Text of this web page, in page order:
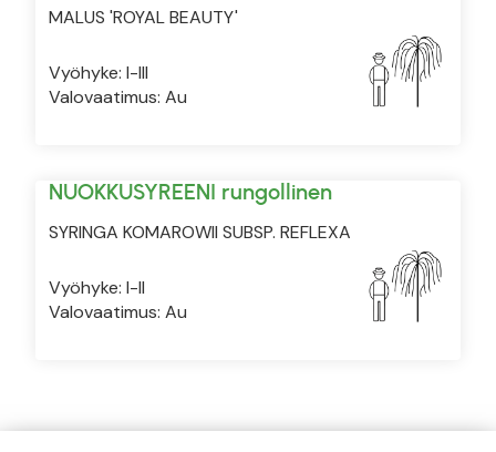
MALUS 'ROYAL BEAUTY'
Vyöhyke: I-III
Valovaatimus: Au
NUOKKUSYREENI rungollinen
SYRINGA KOMAROWII SUBSP. REFLEXA
Vyöhyke: I-II
Valovaatimus: Au